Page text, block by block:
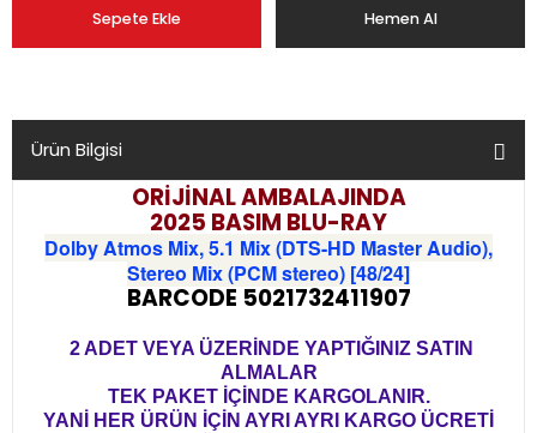
Sepete Ekle Hemen Al
Ürün Bilgisi
ORİJİNAL AMBALAJINDA
2025 BASIM BLU-RAY
Dolby Atmos Mix, 5.1 Mix (DTS-HD Master Audio),
Stereo Mix (PCM stereo) [48/24]
BARCODE 5021732411907
2 ADET VEYA ÜZERİNDE YAPTIĞINIZ SATIN
ALMALAR
TEK PAKET İÇİNDE KARGOLANIR.
YANİ HER ÜRÜN İÇİN AYRI AYRI KARGO ÜCRETİ